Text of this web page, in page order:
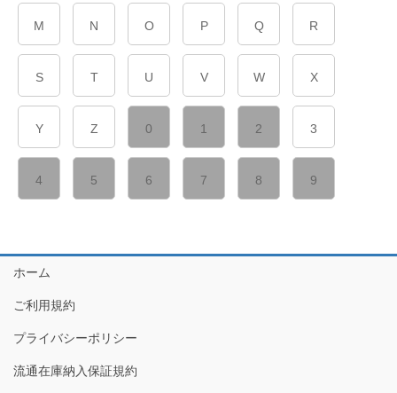
M N O P Q R
S T U V W X
Y Z 0 1 2 3
4 5 6 7 8 9
ホーム
ご利用規約
プライバシーポリシー
流通在庫納入保証規約